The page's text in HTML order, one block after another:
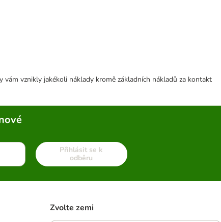
vznikly jakékoli náklady kromě základních nákladů za kontakt
Přihlásit se k
odběru
Zvolte zemi